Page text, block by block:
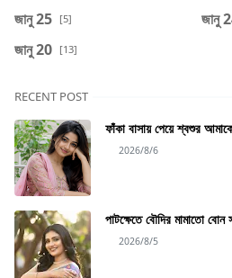
জানু 25 [5] জানু
জানু 20 [13]
RECENT POST
ফাঁকা বাসায় পেয়ে শ্বশুর
2026/8/6
পাটক্ষেতে বৌদির মামাতো
2026/8/5